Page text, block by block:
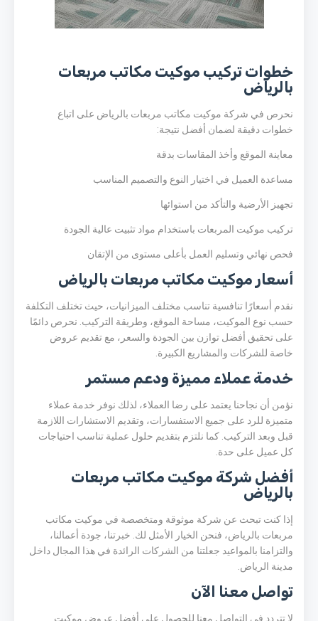
خطوات تركيب موكيت مكاتب مربعات
بالرياض
نحرص في شركة موكيت مكاتب مربعات بالرياض على اتباع
خطوات دقيقة لضمان أفضل نتيجة:
معاينة الموقع وأخذ المقاسات بدقة
مساعدة العميل في اختيار النوع والتصميم المناسب
تجهيز الأرضية والتأكد من استوائها
تركيب موكيت المربعات باستخدام مواد تثبيت عالية الجودة
فحص نهائي وتسليم العمل بأعلى مستوى من الإتقان
أسعار موكيت مكاتب مربعات بالرياض
نقدم أسعارًا تنافسية تناسب مختلف الميزانيات، حيث تختلف التكلفة
حسب نوع الموكيت، مساحة الموقع، وطريقة التركيب. نحرص دائمًا
على تحقيق أفضل توازن بين الجودة والسعر، مع تقديم عروض
خاصة للشركات والمشاريع الكبيرة.
خدمة عملاء مميزة ودعم مستمر
نؤمن أن نجاحنا يعتمد على رضا العملاء، لذلك نوفر خدمة عملاء
متميزة للرد على جميع الاستفسارات، وتقديم الاستشارات اللازمة
قبل وبعد التركيب. كما نلتزم بتقديم حلول عملية تناسب احتياجات
كل عميل على حدة.
أفضل شركة موكيت مكاتب مربعات
بالرياض
إذا كنت تبحث عن شركة موثوقة ومتخصصة في موكيت مكاتب
مربعات بالرياض، فنحن الخيار الأمثل لك. خبرتنا، جودة أعمالنا،
والتزامنا بالمواعيد جعلتنا من الشركات الرائدة في هذا المجال داخل
مدينة الرياض.
تواصل معنا الآن
لا تتردد في التواصل معنا للحصول على أفضل عروض موكيت